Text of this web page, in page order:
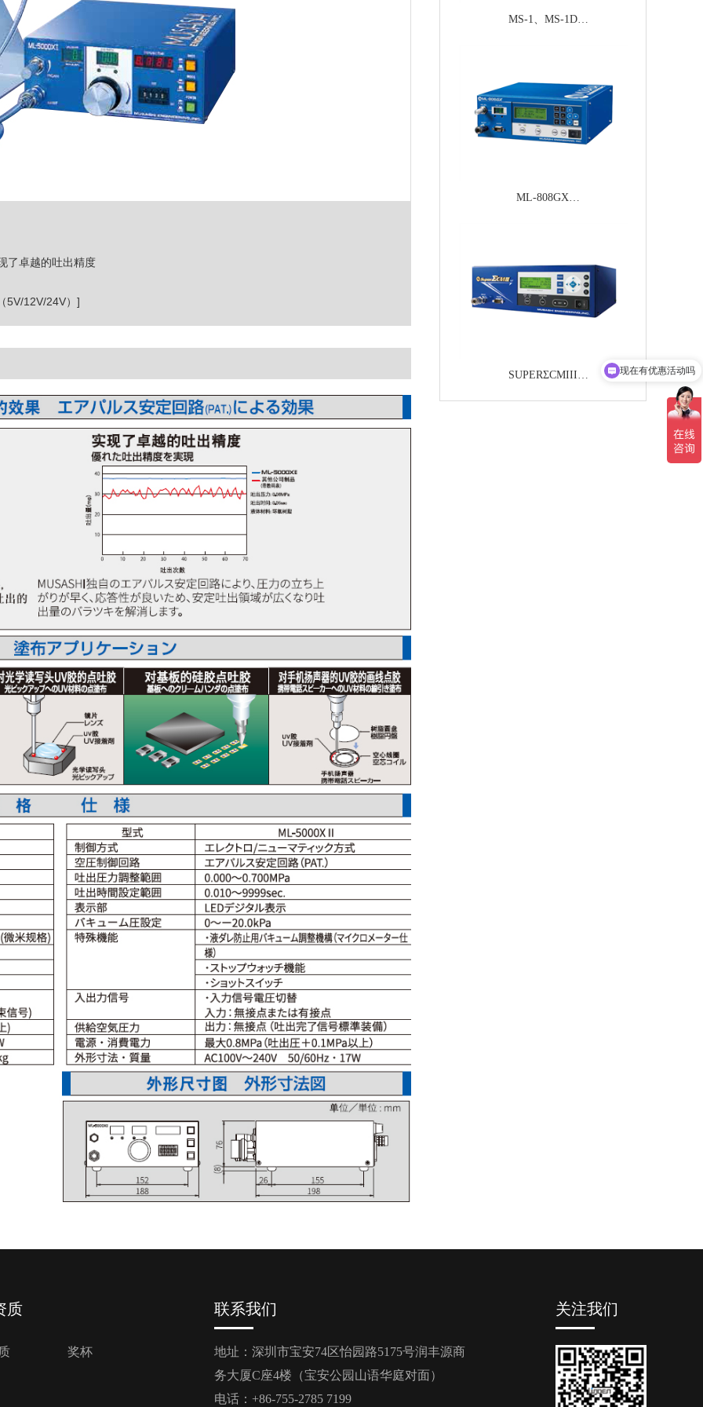
了卓越的吐出精度
5V/12V/24V）]
MS-1、MS-1D
ML-808GX
SUPERΣCMIII
质
奖杯
联系我们
地址：深圳市宝安74区怡园路5175号润丰源商
务大厦C座4楼（宝安公园山语华庭对面）
电话：+86-755-2785 7199
关注我们
现在有优惠活动吗